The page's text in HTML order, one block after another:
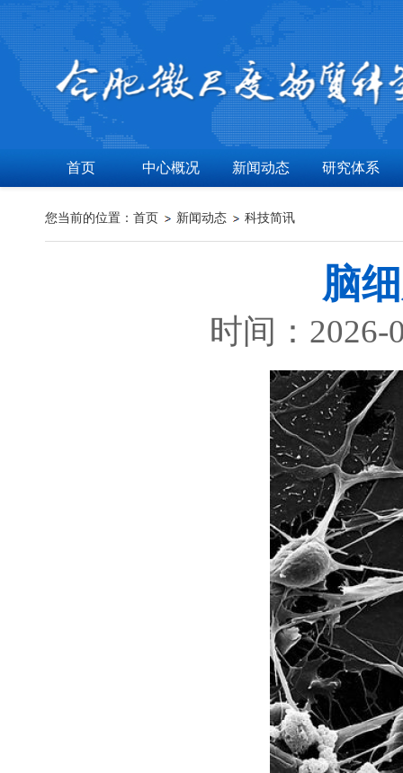
首页 中心概况 新闻动态 研究体系
您当前的位置： 首页 新闻动态 科技简讯
脑
时间：2026-